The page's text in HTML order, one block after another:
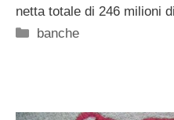
netta totale di 246 milioni
Categorie
banche